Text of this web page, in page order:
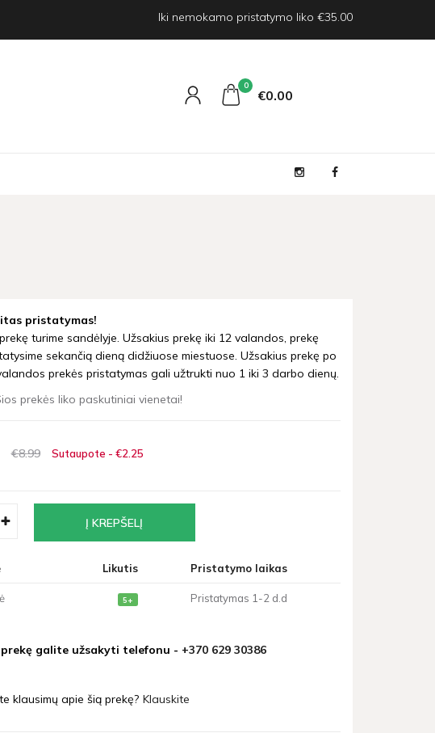
Iki nemokamo pristatymo liko €35.00
0
€0 00
pristatymas!
turime sandėlyje. Užsakius prekę iki 12 valandos, prekę
sekančią dieną didžiuose miestuose. Užsakius prekę po
prekės pristatymas gali užtrukti nuo 1 iki 3 darbo dienų.
prekės liko paskutiniai vienetai!
€899 Sutaupote - €2 25
Likutis Pristatymo laikas
5+ Pristatymas 1-2 d.d
galite užsakyti telefonu - +370 629 30386
klausimų apie šią prekę? Klauskite